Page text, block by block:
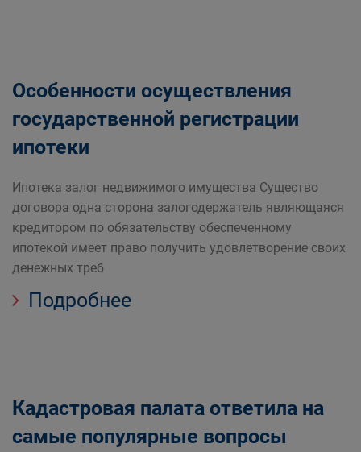
Особенности осуществления
государственной регистрации
ипотеки
Ипотека залог недвижимого имущества Существо
договора одна сторона залогодержатель являющаяся
кредитором по обязательству обеспеченному
ипотекой имеет право получить удовлетворение своих
денежных треб
Подробнее
Кадастровая палата ответила на
самые популярные вопросы